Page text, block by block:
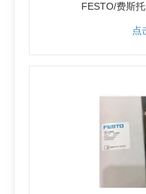
FESTO/费斯
点